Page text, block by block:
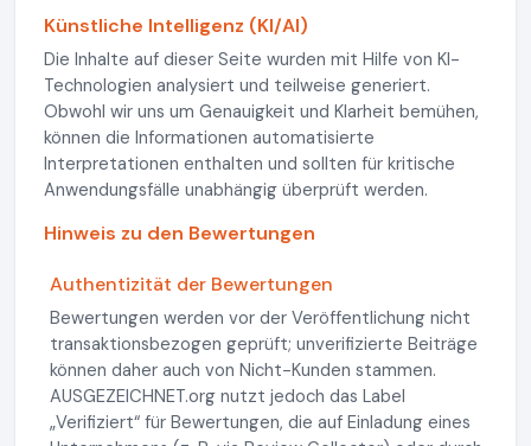
Künstliche Intelligenz (KI/AI)
Die Inhalte auf dieser Seite wurden mit Hilfe von KI-
Technologien analysiert und teilweise generiert.
Obwohl wir uns um Genauigkeit und Klarheit bemühen,
können die Informationen automatisierte
Interpretationen enthalten und sollten für kritische
Anwendungsfälle unabhängig überprüft werden.
Hinweis zu den Bewertungen
Authentizität der Bewertungen
Bewertungen werden vor der Veröffentlichung nicht
transaktionsbezogen geprüft; unverifizierte Beiträge
können daher auch von Nicht-Kunden stammen.
AUSGEZEICHNET.org nutzt jedoch das Label
„Verifiziert“ für Bewertungen, die auf Einladung eines